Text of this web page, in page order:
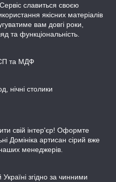
славиться своєю
якісних матеріалів
вам довгі роки,
та функціональність.
та МДФ
нічні столики
свій інтер'єр! Оформте
Домініка артисан сірий вже
наших менеджерів.
згідно за чинними